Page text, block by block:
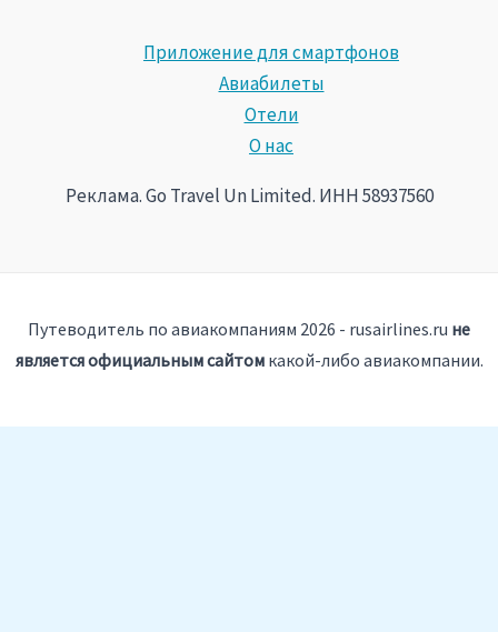
Приложение для смартфонов
Авиабилеты
Отели
О нас
Реклама. Go Travel Un Limited. ИНН 58937560
Путеводитель по авиакомпаниям 2026 - rusairlines.ru не
является официальным сайтомкакой-либо авиакомпании.